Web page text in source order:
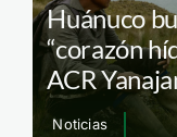
Huánuco
“corazón
ACR
Noticias